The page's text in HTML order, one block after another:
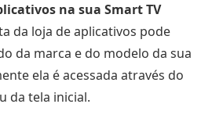
na sua Smart TV
da loja de aplicativos pode
da marca e do modelo da sua
ela é acessada através do
da tela inicial.